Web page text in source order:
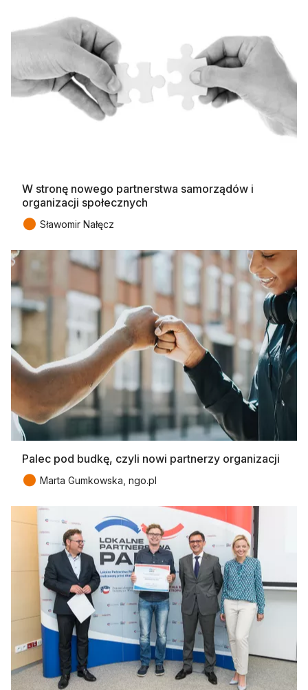
W stronę nowego partnerstwa samorządów i
organizacji społecznych
● Sławomir Nałęcz
Palec pod budkę, czyli nowi partnerzy organizacji
● Marta Gumkowska, ngo.pl